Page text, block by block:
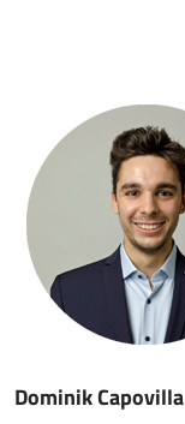
Dominik Capovilla